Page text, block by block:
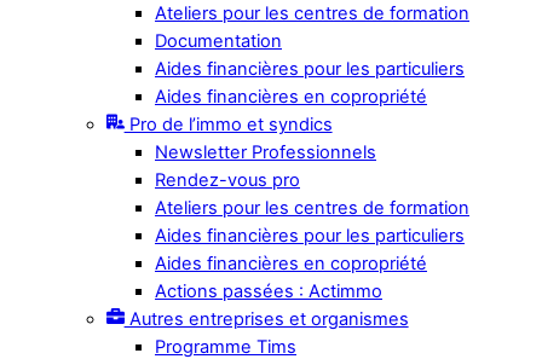
Ateliers pour les centres de formation
Documentation
Aides financières pour les particuliers
Aides financières en copropriété
Pro de l’immo et syndics
Newsletter Professionnels
Rendez-vous pro
Ateliers pour les centres de formation
Aides financières pour les particuliers
Aides financières en copropriété
Actions passées : Actimmo
Autres entreprises et organismes
Programme Tims